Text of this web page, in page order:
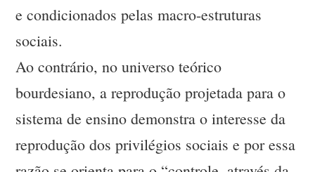
e condicionados pelas macro-estruturas
sociais.
Ao contrário, no universo teórico
bourdesiano, a reprodução projetada para o
sistema de ensino demonstra o interesse da
reprodução dos privilégios sociais e por essa